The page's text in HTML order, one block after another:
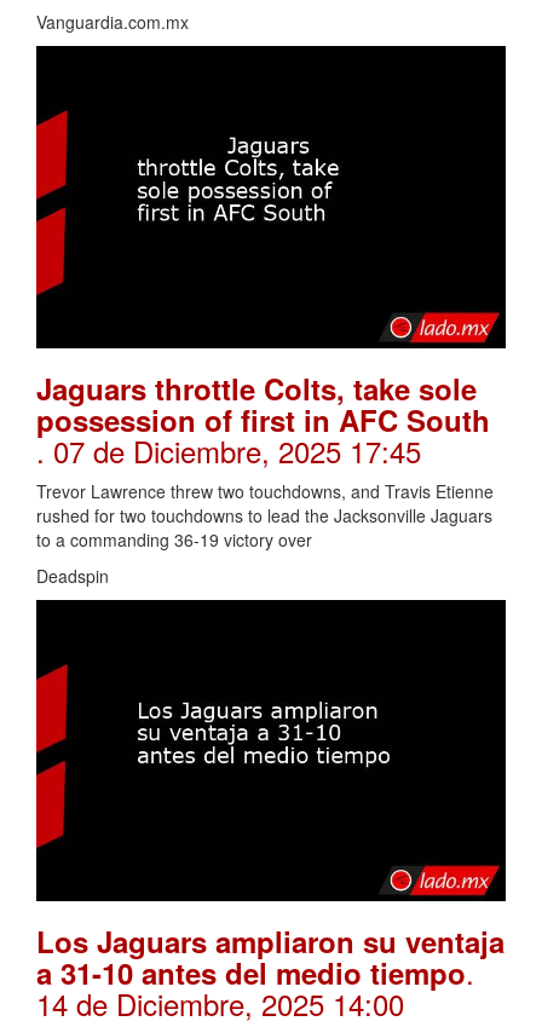
Vanguardia.com.mx
Jaguars throttle Colts, take sole
possession of first in AFC South
. 07 de Diciembre, 2025 17:45
Trevor Lawrence threw two touchdowns, and Travis Etienne
rushed for two touchdowns to lead the Jacksonville Jaguars
to a commanding 36-19 victory over
Deadspin
Los Jaguars ampliaron su ventaja
a 31-10 antes del medio tiempo.
14 de Diciembre, 2025 14:00